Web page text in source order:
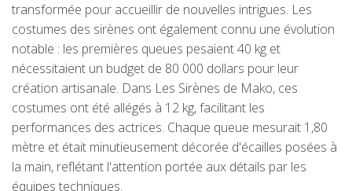
transformée pour accueillir de nouvelles intrigues. Les
costumes des sirènes ont également connu une évolution
notable : les premières queues pesaient 40 kg et
nécessitaient un budget de 80 000 dollars pour leur
création artisanale. Dans Les Sirènes de Mako, ces
costumes ont été allégés à 12 kg, facilitant les
performances des actrices. Chaque queue mesurait 1,80
mètre et était minutieusement décorée d'écailles posées à
la main, reflétant l'attention portée aux détails par les
équipes techniques.